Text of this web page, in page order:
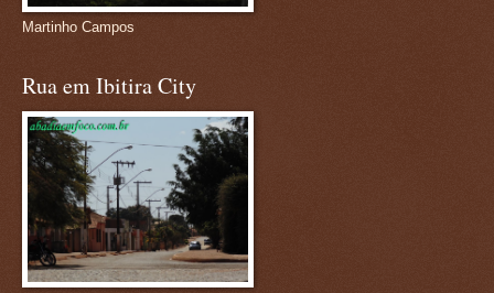
Martinho Campos
Rua em Ibitira City